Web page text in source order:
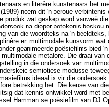
en literêre kunstenaars het
noem dit 'n oeroue verbintenis
produk wat geskep word vanweë
na dieper betekenis beskou
van die woordteks na 'n beeldteks,
en multimodale kunsvorm wat
geanimeerde poësiefilms bied 'n
metafore. Die draai van
in die ondersoek van
semiotiese modusse
ideaal is vir die ondersoek
betrekking het. Die keuse van
dat kennis ontwikkel word met
Hamman se poësiefilm van DJ